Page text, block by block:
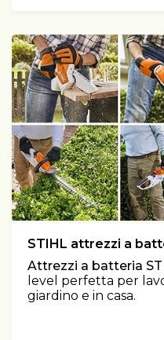
STIHL attrezzi a
Attrezzi a batteria
level perfetta per
giardino e in casa.